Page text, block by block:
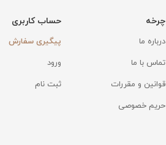
چرخه
درباره ما
تماس با ما
قوانین و مقررات
حریم خصوصی
حساب کاربری
پیگیری سفارش
ورود
ثبت نام